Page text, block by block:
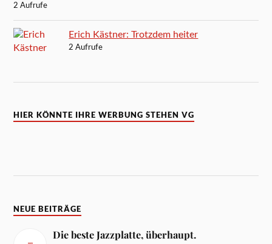
2 Aufrufe
Erich Kästner: Trotzdem heiter
2 Aufrufe
HIER KÖNNTE IHRE WERBUNG STEHEN VG
NEUE BEITRÄGE
Die beste Jazzplatte, überhaupt.